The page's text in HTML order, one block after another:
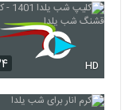
HD